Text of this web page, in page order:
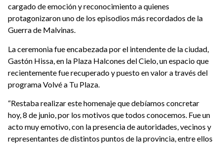
cargado de emoción y reconocimiento a quienes
protagonizaron uno de los episodios más recordados de la
Guerra de Malvinas.
La ceremonia fue encabezada por el intendente de la ciudad,
Gastón Hissa, en la Plaza Halcones del Cielo, un espacio que
recientemente fue recuperado y puesto en valor a través del
programa Volvé a Tu Plaza.
“Restaba realizar este homenaje que debíamos concretar
hoy, 8 de junio, por los motivos que todos conocemos. Fue un
acto muy emotivo, con la presencia de autoridades, vecinos y
representantes de distintos puntos de la provincia, entre ellos